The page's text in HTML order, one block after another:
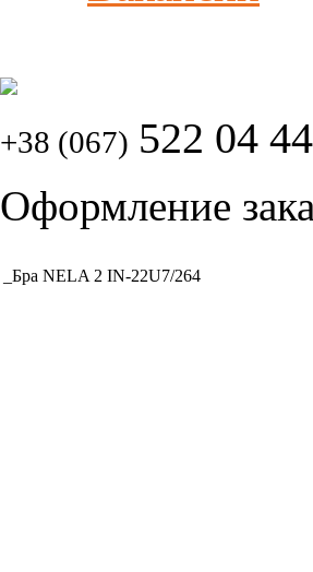
+38 (067) 522 04 44
Оформление
_Бра NELA 2 IN-22U7/264